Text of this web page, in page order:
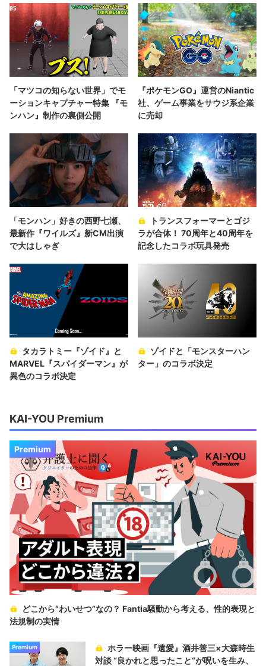
「マツコの知らない世界」でモ
ーションキャプチャー特集 『モ
ンハン』制作の裏側公開
『ポケモンGO』運営のNiantic
社、ゲーム事業をサウジ系企業
に売却
「モンハン」好きの西野七瀬、
最新作『ワイルズ』新CM出演
で大はしゃぎ
トランスフォーマーとゴジ
ラが合体！ 70周年と40周年を
記念したコラボ玩具発売
タカラトミー『ゾイド』と
MARVEL『スパイダーマン』が
異色のコラボ決定
ゾイドと「モンスターハン
ター」のコラボ決定
KAI-YOU Premium
Premium
どこから“わいせつ”なの？ Fantia騒動から考える、性的表現と
法規制の実情
Premium
ホラー映画『遺愛』酒井善三×大森時生
対談 “良かれと思ったこと“が呪いを生み、